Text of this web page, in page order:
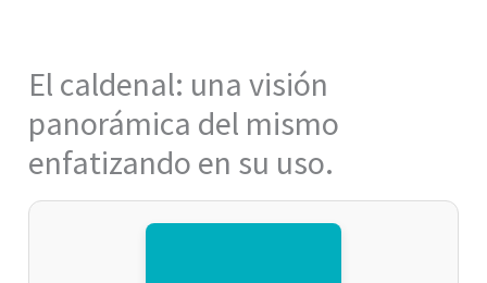
El caldenal: una visión
panorámica del mismo
enfatizando en su uso.